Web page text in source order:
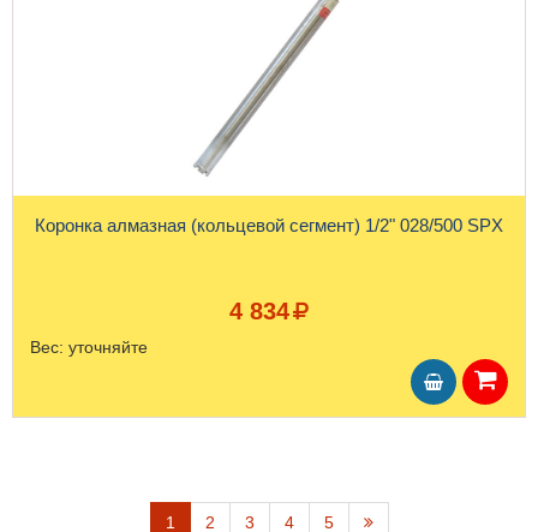
Коронка алмазная (кольцевой сегмент) 1/2" 028/500 SPX
4 834
Вес: уточняйте
1 2 3 4 5